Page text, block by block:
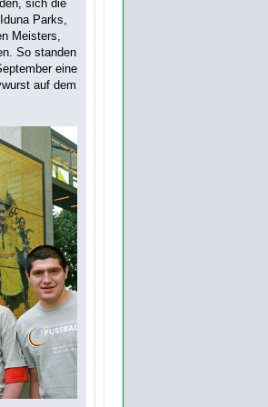
sich die
Parks,
Meisters,
So standen
eine
auf dem